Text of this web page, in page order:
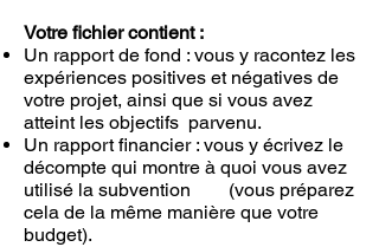
Votre fichier contient :
Un rapport de fond : vous y racontez les
expériences positives et négatives de
votre projet, ainsi que si vous avez
atteint les objectifs parvenu.
Un rapport financier : vous y écrivez le
décompte qui montre à quoi vous avez
utilisé la subvention (vous préparez
cela de la même manière que votre
budget).